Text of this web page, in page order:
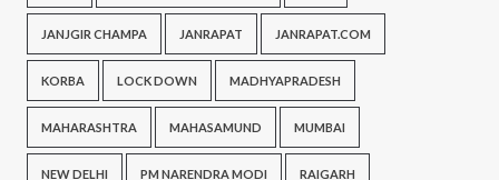
JANJGIR CHAMPA JANRAPAT JANRAPAT.COM
KORBA LOCK DOWN MADHYAPRADESH
MAHARASHTRA MAHASAMUND MUMBAI
NEW DELHI PM NARENDRA MODI RAIGARH